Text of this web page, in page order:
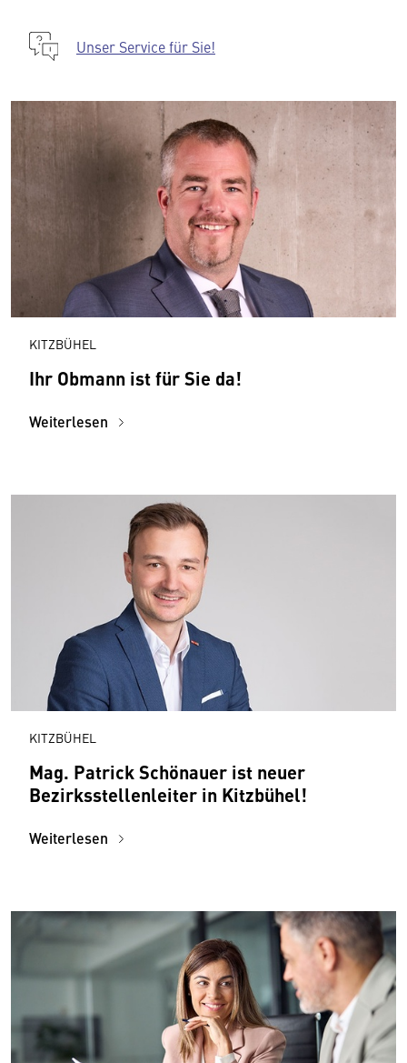
Unser Service für Sie!
KITZBÜHEL
Ihr Obmann ist für Sie da!
Weiterlesen
KITZBÜHEL
Mag. Patrick Schönauer ist neuer
Bezirksstellenleiter in Kitzbühel!
Weiterlesen